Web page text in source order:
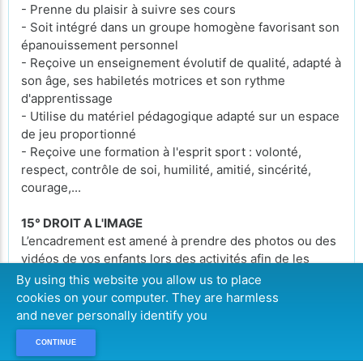
- Prenne du plaisir à suivre ses cours
- Soit intégré dans un groupe homogène favorisant son
épanouissement personnel
- Reçoive un enseignement évolutif de qualité, adapté à
son âge, ses habiletés motrices et son rythme
d'apprentissage
- Utilise du matériel pédagogique adapté sur un espace
de jeu proportionné
- Reçoive une formation à l'esprit sport : volonté,
respect, contrôle de soi, humilité, amitié, sincérité,
courage,...
15° DROIT A L'IMAGE
L’encadrement est amené à prendre des photos ou des
vidéos de vos enfants lors des activités afin de les
mettre sur le site web de l’Asbl sans limite de temps.
Si vous ne souhaitez pas que votre enfant soit pris en
photo ou filmé durant les activités, nous vous
demandons de bien vouloir décocher la case adéquate
lors de l’inscription que vous effectuez en ligne.
By using this website you allow us to place
cookies on your computer. They are harmless
and never personally identify you
CONTINUE